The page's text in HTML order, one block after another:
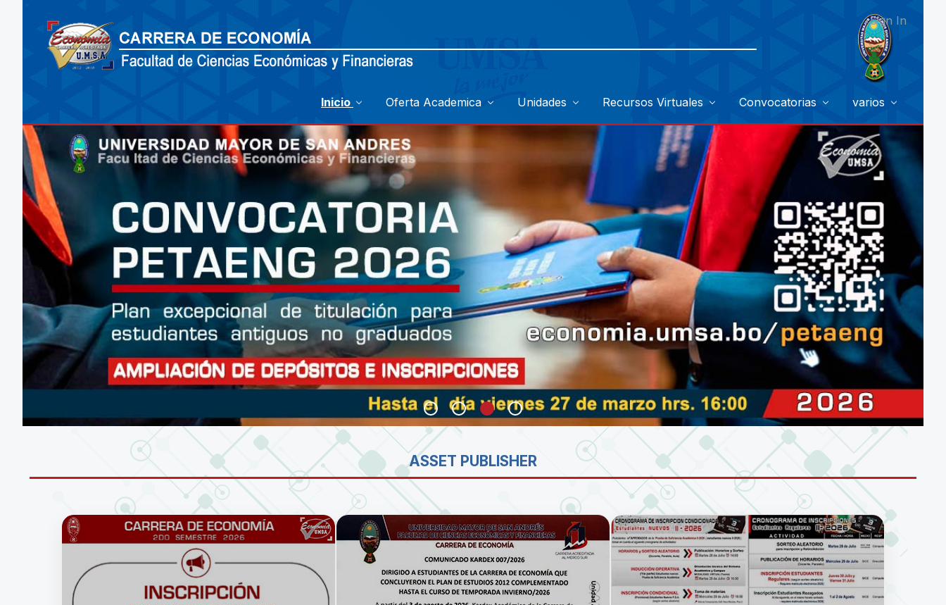
Sign In
Inicio Oferta Academica Unidades Recursos Virtuales Convocatorias varios
CONÉCTATE A LA RED WIFI DE LA UMSA
ASSET PUBLISHER